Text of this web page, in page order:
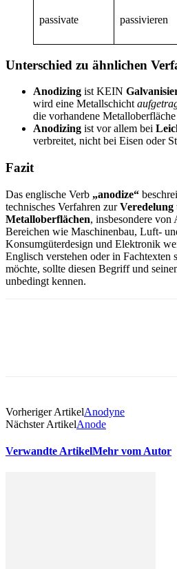
passivate passivieren
Unterschied zu ähnlichen
Anodizing ist KEIN
wird eine Metallschicht
die vorhandene Metalloberfläche
Anodizing ist vor allem bei
verbreitet, nicht bei Eisen oder
Fazit
Das englische Verb „anodize“
technisches Verfahren zurVeredelung
Metalloberflächen, insbesondere
Bereichen wie Maschinenbau, Luft-
Konsumgüterdesign und Elektronik
Englisch verstehen oder in Fachtexten
möchte, sollte diesen Begriff und
unbedingt kennen.
Vorheriger ArtikelAnodyne
Nächster ArtikelAnode
Verwandte ArtikelMehr vom Autor